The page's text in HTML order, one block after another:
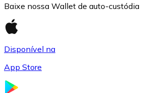
Baixe nossa Wallet de auto-custódia
Disponível na
App Store